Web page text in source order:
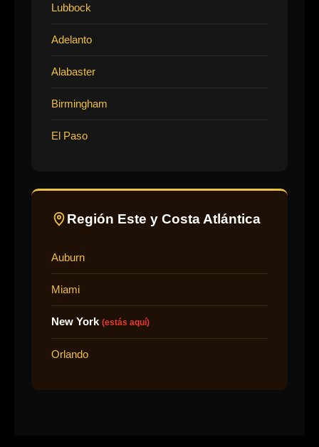
Lubbock
Adelanto
Alabaster
Birmingham
El Paso
Región Este y Costa Atlántica
Auburn
Miami
New York (estás aquí)
Orlando